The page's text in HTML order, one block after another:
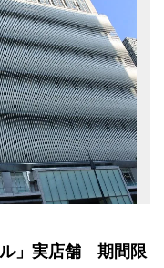
ル」実店舗 期間限